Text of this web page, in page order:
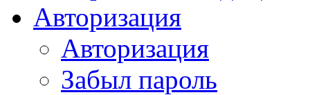
Авторизация
Авторизация
Забыл пароль